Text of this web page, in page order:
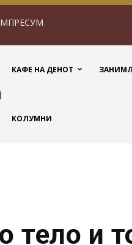
КАФЕ НА ДЕНОТ
КОЛУМНИ
тело и